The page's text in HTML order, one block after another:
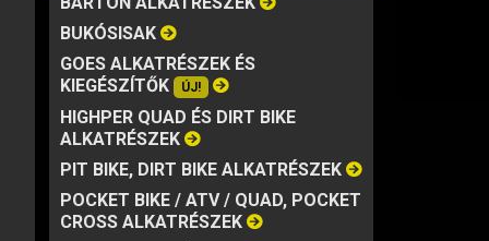
MÁRKA VISZKOZITÁS
BUKÓSISAK
GOES ALKATRÉSZEK ÉS
KIEGÉSZÍTŐK
ÚJ!
HIGHPER QUAD ÉS DIRT BIKE
ALKATRÉSZEK
PIT BIKE, DIRT BIKE ALKATRÉSZEK
POCKET BIKE / ATV / QUAD, POCKET
CROSS ALKATRÉSZEK